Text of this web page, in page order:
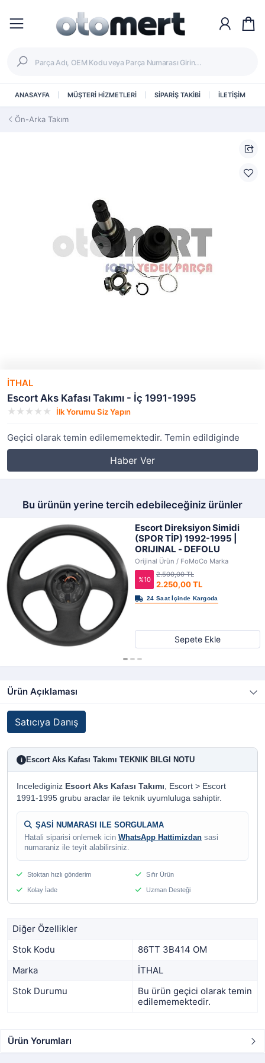
ANASAYFA MÜŞTERİ HİZMETLERİ SİPARİŞ TAKİBİ İLETİŞİM
Ön-Arka Takım
İTHAL
Escort Aks Kafası Takımı - İç 1991-1995
İlk Yorumu Siz Yapın
Geçici olarak temin edilememektedir. Temin edildiginde
Haber Ver
Bu ürünün yerine tercih edebileceğiniz ürünler
Escort Direksiyon Simidi
(SPOR TİP) 1992-1995 |
ORIJINAL - DEFOLU
Orijinal Ürün / FoMoCo Marka
%10 2.250,00 TL
2.500,00 TL
Sepete Ekle
Ürün Açıklaması
Satıcıya Danış
i Escort Aks Kafası Takımı TEKNIK BILGI NOTU
Incelediginiz Escort Aks Kafası Takımı, Escort > Escort
1991-1995 grubu araclar ile teknik uyumluluga sahiptir.
ŞASİ NUMARASI ILE SORGULAMA
Hatali siparisi onlemek icin WhatsApp Hattimizdan sasi
numaraniz ile teyit alabilirsiniz.
Stoktan hızlı gönderim Sıfır Ürün
Kolay İade Uzman Desteği
Diğer Özellikler
Stok Kodu
86TT 3B414 OM
Marka
İTHAL
Stok Durumu
Bu ürün geçici olarak temin
edilememektedir.
Ürün Yorumları